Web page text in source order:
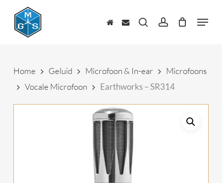
content
zoekenaccount Menu
Home Geluid Microfoon & In-ear
Microfoons
Vocale Microfoon
Earthworks – SR314